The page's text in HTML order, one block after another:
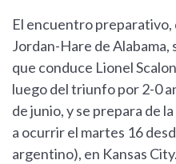
El encuentro
Jordan-Hare de
que conduce Lionel
luego del triunfo por 2-0
de junio, y se prepara de
a ocurrir el martes 16
argentino), en Kansas City.